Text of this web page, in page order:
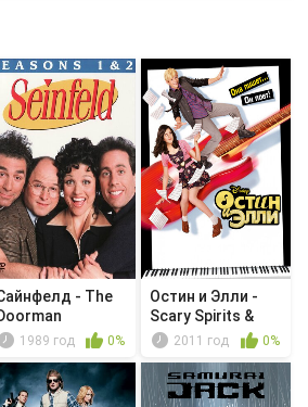
- The
1989 год 0%
Остин и Элли -
Scary Spirits &
Spooky...
2011 год 0%